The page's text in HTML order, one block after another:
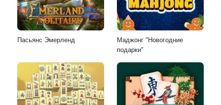
Пасьянс Эмерленд
Маджонг "Новогодние
подарки"